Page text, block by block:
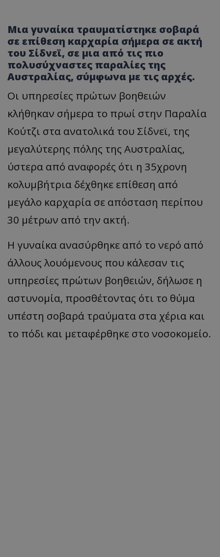
Μια γυναίκα τραυματίστηκε σοβαρά
σε επίθεση καρχαρία σήμερα σε ακτή
του Σίδνεϊ, σε μια από τις πιο
πολυσύχναστες παραλίες της
Αυστραλίας, σύμφωνα με τις αρχές.
Οι υπηρεσίες πρώτων βοηθειών
κλήθηκαν σήμερα το πρωί στην Παραλία
Κούτζι στα ανατολικά του Σίδνεϊ, της
μεγαλύτερης πόλης της Αυστραλίας,
ύστερα από αναφορές ότι η 35χρονη
κολυμβήτρια δέχθηκε επίθεση από
μεγάλο καρχαρία σε απόσταση περίπου
30 μέτρων από την ακτή.
Η γυναίκα ανασύρθηκε από το νερό από
άλλους λουόμενους που κάλεσαν τις
υπηρεσίες πρώτων βοηθειών, δήλωσε η
αστυνομία, προσθέτοντας ότι το θύμα
υπέστη σοβαρά τραύματα στα χέρια και
το πόδι και μεταφέρθηκε στο νοσοκομείο.